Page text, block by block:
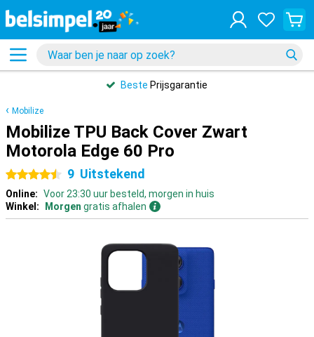
Beste Prijsgarantie
Mobilize
Mobilize TPU Back Cover Zwart
Motorola Edge 60 Pro
4.5 sterren
9 Uitstekend
Online: Voor 23:30 uur besteld, morgen in huis
Winkel:
Morgen gratis afhalen